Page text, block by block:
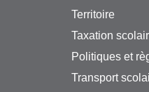
Territoire
Taxation
Politiques et
Transport